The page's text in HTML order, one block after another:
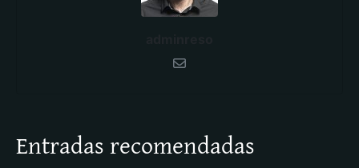
Entradas recomendadas